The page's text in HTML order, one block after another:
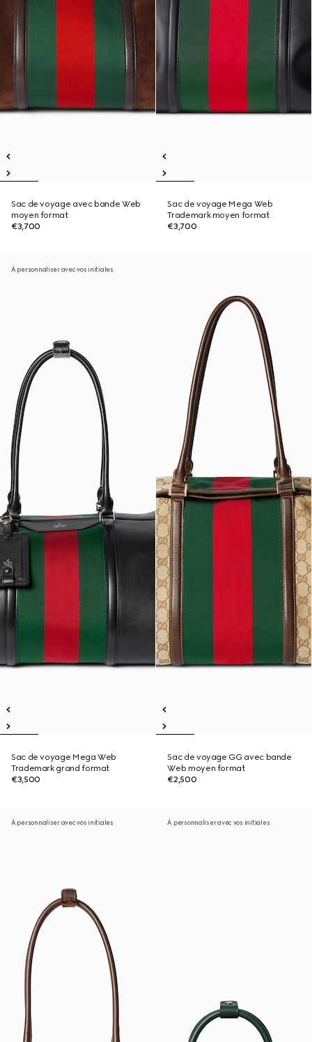
Sac de voyage avec bande Web
moyen format
€3,700
Sac de voyage Mega Web
Trademark moyen format
€3,700
À personnaliser avec vos initiales
Sac de voyage Mega Web
Trademark grand format
€3,500
Sac de voyage GG avec bande
Web moyen format
€2,500
À personnaliser avec vos initiales À personnaliser avec vos initiales